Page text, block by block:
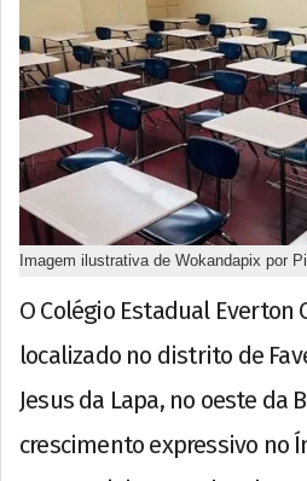
Imagem ilustrativa de Wokandapix por
O Colégio Estadual Everton
localizado no distrito de
Jesus da Lapa, no oeste da
crescimento expressivo no